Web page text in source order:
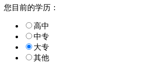
您目前的学历：
高中
中专
大专
其他